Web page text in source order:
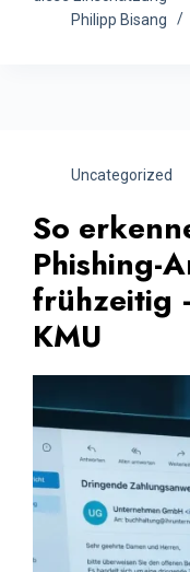
Philipp Bisang
Uncategorized
So
Phishing-
frühzeitig
KMU